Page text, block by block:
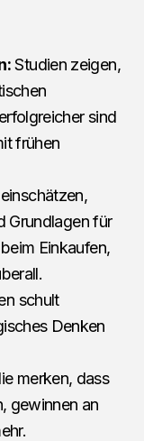
Studien zeigen,
sind
frühen
Grundlagen für
Einkaufen,
schult
Denken
merken, dass
gewinnen an